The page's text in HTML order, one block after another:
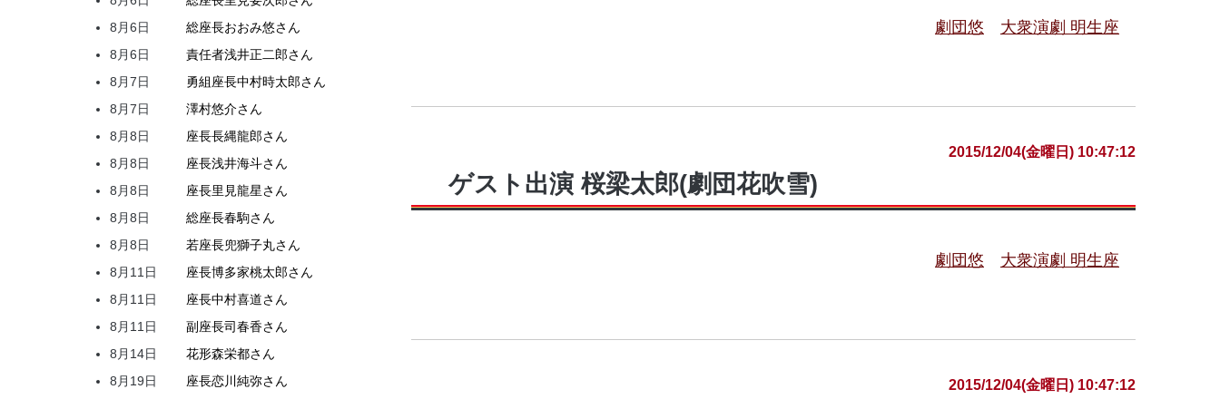
劇団悠 大衆演劇 明生座
2015/12/04(金曜日) 10:47:12
ゲスト出演 桜梁太郎(劇団花吹雪)
劇団悠 大衆演劇 明生座
2015/12/04(金曜日) 10:47:12
8月6日
総座長おおみ悠さん
8月6日
責任者浅井正二郎さん
8月7日
勇組座長中村時太郎さん
8月7日
澤村悠介さん
8月8日
座長長縄龍郎さん
8月8日
座長浅井海斗さん
8月8日
座長里見龍星さん
8月8日
総座長春駒さん
8月8日
若座長兜獅子丸さん
8月11日
座長博多家桃太郎さん
8月11日
座長中村喜道さん
8月11日
副座長司春香さん
8月14日
花形森栄都さん
8月19日
座長恋川 純弥さん